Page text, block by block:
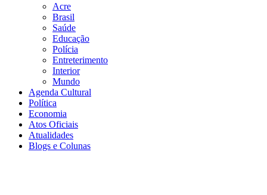
Acre
Brasil
Saúde
Educação
Polícia
Entreterimento
Interior
Mundo
Agenda Cultural
Política
Economia
Atos Oficiais
Atualidades
Blogs e Colunas